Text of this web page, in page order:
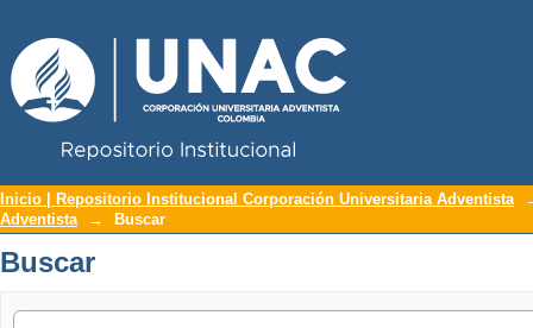
Buscar
Inicio | Repositorio Institucional Corporación Universitaria Adventista
Adventista
→ Buscar
Buscar